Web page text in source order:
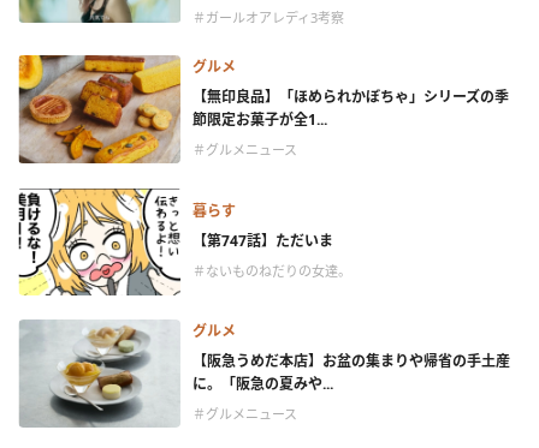
＃ガールオアレディ3考察
グルメ
【無印良品】「ほめられかぼちゃ」シリーズの季
節限定お菓子が全1...
＃グルメニュース
暮らす
【第747話】ただいま
＃ないものねだりの女達。
グルメ
【阪急うめだ本店】お盆の集まりや帰省の手土産
に。「阪急の夏みや...
＃グルメニュース